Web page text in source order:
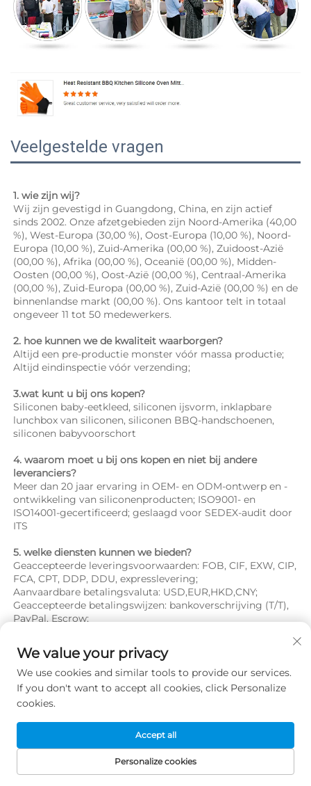
Veelgestelde vragen
1. wie zijn wij?
Wij zijn gevestigd in Guangdong, China, en zijn actief
sinds 2002. Onze afzetgebieden zijn Noord-Amerika (40,00
%), West-Europa (30,00 %), Oost-Europa (10,00 %), Noord-
Europa (10,00 %), Zuid-Amerika (00,00 %), Zuidoost-Azië
(00,00 %), Afrika (00,00 %), Oceanië (00,00 %), Midden-
Oosten (00,00 %), Oost-Azië (00,00 %), Centraal-Amerika
(00,00 %), Zuid-Europa (00,00 %), Zuid-Azië (00,00 %) en de
binnenlandse markt (00,00 %). Ons kantoor telt in totaal
ongeveer 11 tot 50 medewerkers.
2. hoe kunnen we de kwaliteit waarborgen?
Altijd een pre-productie monster vóór massa productie;
Altijd eindinspectie vóór verzending;
3.wat kunt u bij ons kopen?
Siliconen baby-eetkleed, siliconen ijsvorm, inklapbare
lunchbox van siliconen, siliconen BBQ-handschoenen,
siliconen babyvoorschort
4. waarom moet u bij ons kopen en niet bij andere
leveranciers?
Meer dan 20 jaar ervaring in OEM- en ODM-ontwerp en -
ontwikkeling van siliconenproducten; ISO9001- en
ISO14001-gecertificeerd; geslaagd voor SEDEX-audit door
ITS
5. welke diensten kunnen we bieden?
Geaccepteerde leveringsvoorwaarden: FOB, CIF, EXW, CIP,
FCA, CPT, DDP, DDU, expresslevering;
Aanvaardbare betalingsvaluta: USD,EUR,HKD,CNY;
Geaccepteerde betalingswijzen: bankoverschrijving (T/T),
PayPal, Escrow;
Gesproken Taal: Engels, Chinees, Japans
Aanbevolen producten
We value your privacy
We use cookies and similar tools to provide our services.
If you don't want to accept all cookies, click Personalize
cookies.
Personalize cookies
Accept all